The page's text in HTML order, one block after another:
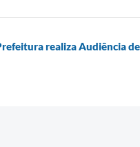
realiza Audiência